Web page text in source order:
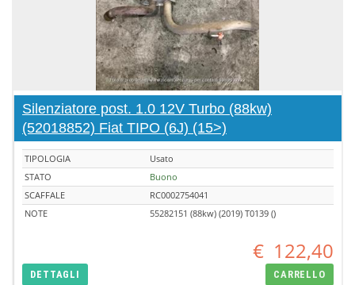
Silenziatore post. 1.0 12V Turbo (88kw)
(52018852) Fiat TIPO (6J) (15>)
TIPOLOGIA
Usato
STATO
Buono
SCAFFALE
RC0002754041
NOTE
55282151 (88kw) (2019) T0139 ()
€ 122,40
DETTAGLI CARRELLO